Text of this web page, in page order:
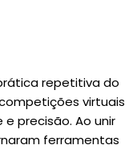
repetitiva do
virtuais
precisão. Ao unir
ferramentas